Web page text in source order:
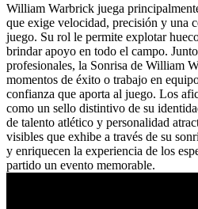
William Warbrick juega
que exige velocidad, precisión y una
juego. Su rol le permite explotar
brindar apoyo en todo el campo.
profesionales, la Sonrisa de William
momentos de éxito o trabajo en
confianza que aporta al juego. Los
como un sello distintivo de su
de talento atlético y personalidad
visibles que exhibe a través de su
y enriquecen la experiencia de los
partido un evento memorable.